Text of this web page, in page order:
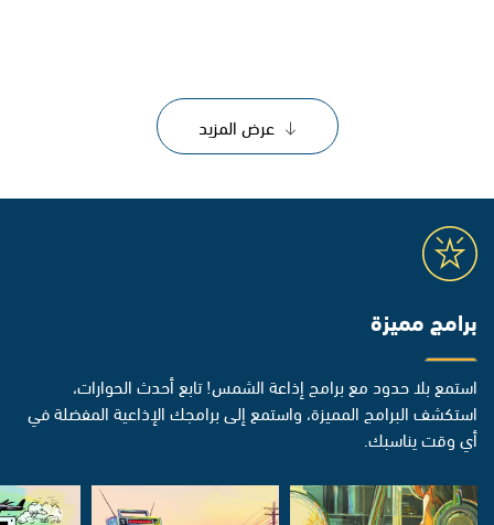
عرض المزيد
برامج مميزة
استمع بلا حدود مع برامج إذاعة الشمس! تابع أحدث الحوارات،
استكشف البرامج المميزة، واستمع إلى برامجك الإذاعية المفضلة في
أي وقت يناسبك.